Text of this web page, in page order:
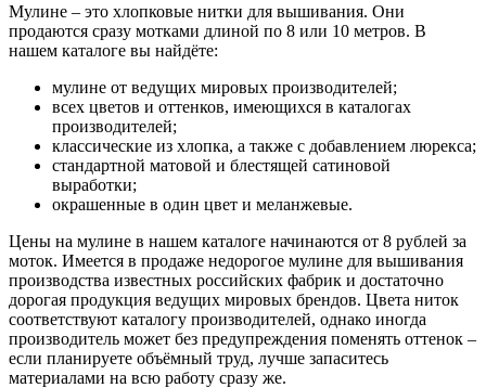
Мулине – это хлопковые нитки для вышивания. Они
продаются сразу мотками длиной по 8 или 10 метров. В
нашем каталоге вы найдёте:
мулине от ведущих мировых производителей;
всех цветов и оттенков, имеющихся в каталогах
производителей;
классические из хлопка, а также с добавлением люрекса;
стандартной матовой и блестящей сатиновой
выработки;
окрашенные в один цвет и меланжевые.
Цены на мулине в нашем каталоге начинаются от 8 рублей за
моток. Имеется в продаже недорогое мулине для вышивания
производства известных российских фабрик и достаточно
дорогая продукция ведущих мировых брендов. Цвета ниток
соответствуют каталогу производителей, однако иногда
производитель может без предупреждения поменять оттенок –
если планируете объёмный труд, лучше запаситесь
материалами на всю работу сразу же.